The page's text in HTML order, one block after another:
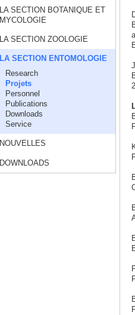
LA SECTION BOTANIQUE ET
MYCOLOGIE
LA SECTION ZOOLOGIE
LA SECTION ENTOMOLOGIE
Research
Projets
Personnel
Publications
Downloads
Service
NOUVELLES
DOWNLOADS